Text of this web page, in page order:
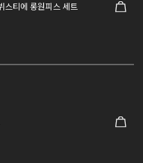
스티에 롱원피스 세트